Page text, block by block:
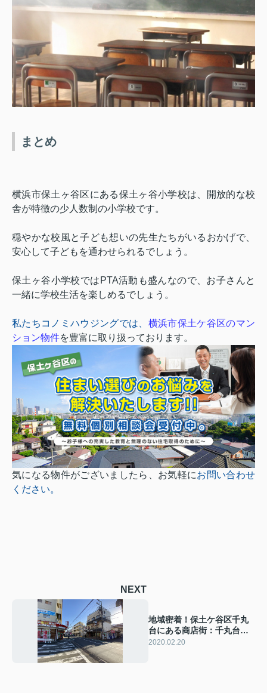
まとめ
横浜市保土ヶ谷区にある保土ヶ谷小学校は、開放的な校
舎が特徴の少人数制の小学校です。
穏やかな校風と子ども想いの先生たちがいるおかげで、
安心して子どもを通わせられるでしょう。
保土ヶ谷小学校では PTA活動も盛んなので、お子さんと
一緒に学校生活を楽しめるでしょう。
私たちコノミハウジングでは、 横浜市保土ケ谷区のマン
ション物件を豊富に取り扱っております。
気になる物件がございましたら、お気軽にお問い合わせ
ください。
NEXT
地域密着！保土ケ谷区千丸
台にある商店街：千丸台商
店会とは
2020.02.20